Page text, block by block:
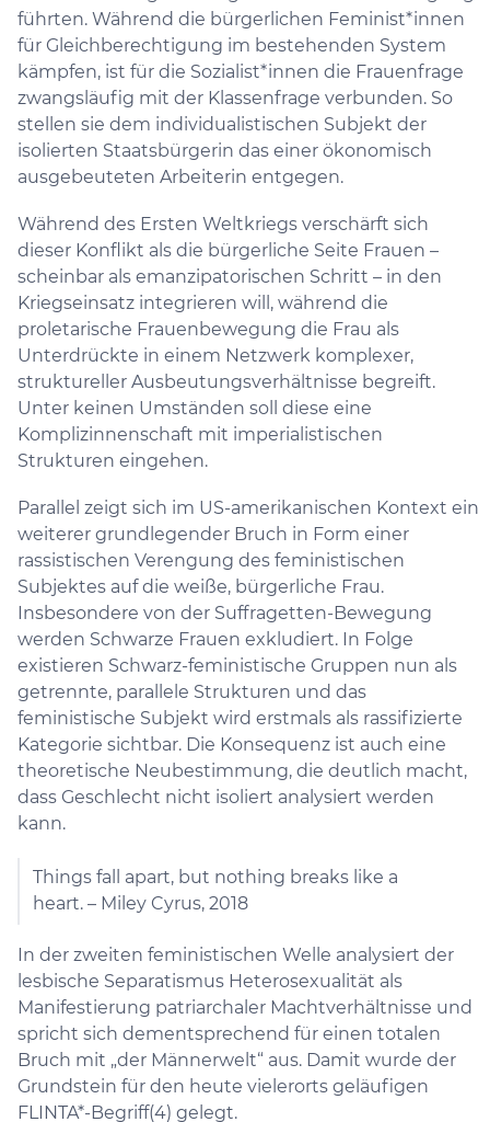
führten. Während die bürgerlichen Feminist*innen
für Gleichberechtigung im bestehenden System
kämpfen, ist für die Sozialist*innen die Frauenfrage
zwangsläufig mit der Klassenfrage verbunden. So
stellen sie dem individualistischen Subjekt der
isolierten Staatsbürgerin das einer ökonomisch
ausgebeuteten Arbeiterin entgegen.
Während des Ersten Weltkriegs verschärft sich
dieser Konflikt als die bürgerliche Seite Frauen –​​​​​​​
scheinbar als emanzipatorischen Schritt –​​​​​​​ in den
Kriegseinsatz integrieren will, während die
proletarische Frauenbewegung die Frau als
Unterdrückte in einem Netzwerk komplexer,
struktureller Ausbeutungsverhältnisse begreift.
Unter keinen Umständen soll diese eine
Komplizinnenschaft mit imperialistischen
Strukturen eingehen.
Parallel zeigt sich im US-amerikanischen Kontext ein
weiterer grundlegender Bruch in Form einer
rassistischen Verengung des feministischen
Subjektes auf die weiße, bürgerliche Frau.
Insbesondere von der Suffragetten-Bewegung
werden Schwarze Frauen exkludiert. In Folge
existieren Schwarz-feministische Gruppen nun als
getrennte, parallele Strukturen und das
feministische Subjekt wird erstmals als rassifizierte
Kategorie sichtbar. Die Konsequenz ist auch eine
theoretische Neubestimmung, die deutlich macht,
dass Geschlecht nicht isoliert analysiert werden
kann.
Things fall apart, but nothing breaks like a
heart. – Miley Cyrus, 2018
In der zweiten feministischen Welle analysiert der
lesbische Separatismus Heterosexualität als
Manifestierung patriarchaler Machtverhältnisse und
spricht sich dementsprechend für einen totalen
Bruch mit „der Männerwelt“ aus. Damit wurde der
Grundstein für den heute vielerorts geläufigen
FLINTA*-Begriff(4) gelegt.